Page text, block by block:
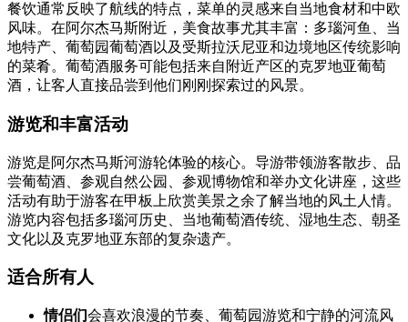
餐饮通常反映了航线的特点，菜单的灵感来自当地食材和中欧
风味。在阿尔杰马斯附近，美食故事尤其丰富：多瑙河鱼、当
地特产、葡萄园葡萄酒以及受斯拉沃尼亚和边境地区传统影响
的菜肴。葡萄酒服务可能包括来自附近产区的克罗地亚葡萄
酒，让客人直接品尝到他们刚刚探索过的风景。
游览和丰富活动
游览是阿尔杰马斯河游轮体验的核心。导游带领游客散步、品
尝葡萄酒、参观自然公园、参观博物馆和举办文化讲座，这些
活动有助于游客在甲板上欣赏美景之余了解当地的风土人情。
游览内容包括多瑙河历史、当地葡萄酒传统、湿地生态、朝圣
文化以及克罗地亚东部的复杂遗产。
适合所有人
情侣们会喜欢浪漫的节奏、葡萄园游览和宁静的河流风